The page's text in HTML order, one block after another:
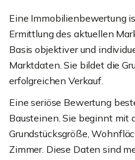
Eine Immobilienbewertung
Ermittlung des aktuellen
Basis objektiver und
Marktdaten. Sie bildet die
erfolgreichen Verkauf.
Eine seriöse Bewertung
Bausteinen. Sie beginnt mit
Grundstücksgröße,
Zimmer. Diese Daten sind